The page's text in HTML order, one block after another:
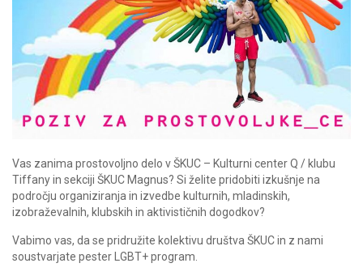
Vas zanima prostovoljno delo v ŠKUC – Kulturni center Q / klubu
Tiffany in sekciji ŠKUC Magnus? Si želite pridobiti izkušnje na
področju organiziranja in izvedbe kulturnih, mladinskih,
izobraževalnih, klubskih in aktivističnih dogodkov?
Vabimo vas, da se pridružite kolektivu društva ŠKUC in z nami
soustvarjate pester LGBT+ program.